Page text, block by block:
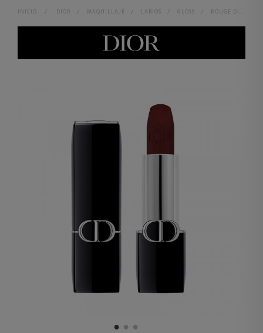
INICIO > DIOR > MAQUILLAJE > LABIOS > GLOSS > ROUGE DIOR BALM BÁLSAMO DE LABIOS UNIVERSAL - 95 % DE INGREDIENTES DE ORIGEN NATURAL - TRATAMIENTO FLORAL HIDRATANTE - RECARGABL